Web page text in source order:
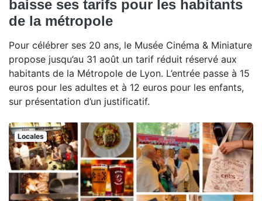
baisse ses tarifs pour les habitants
de la métropole
Pour célébrer ses 20 ans, le Musée Cinéma & Miniature
propose jusqu’au 31 août un tarif réduit réservé aux
habitants de la Métropole de Lyon. L’entrée passe à 15
euros pour les adultes et à 12 euros pour les enfants,
sur présentation d’un justificatif.
Locales